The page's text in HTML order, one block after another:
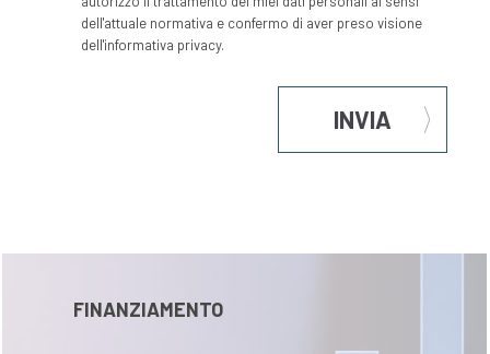
dell'attuale normativa e confermo di aver preso visione
dell'informativa privacy.
INVIA
FINANZIAMENTO